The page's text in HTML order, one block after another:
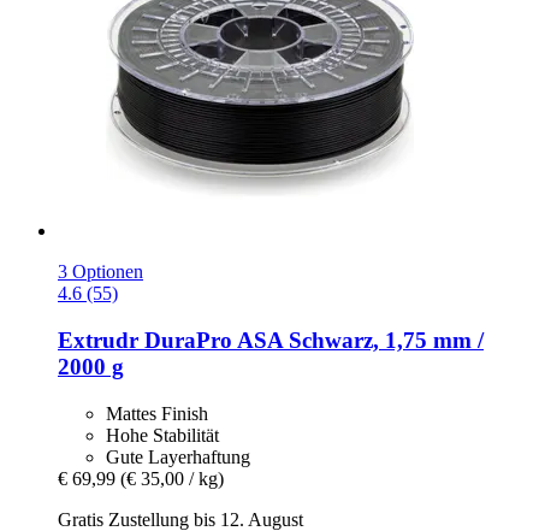
3 Optionen
4.6 (55)
Extrudr DuraPro ASA Schwarz, 1,75 mm /
2000 g
Mattes Finish
Hohe Stabilität
Gute Layerhaftung
€ 69,99 (€ 35,00 / kg)
Gratis Zustellung bis 12. August